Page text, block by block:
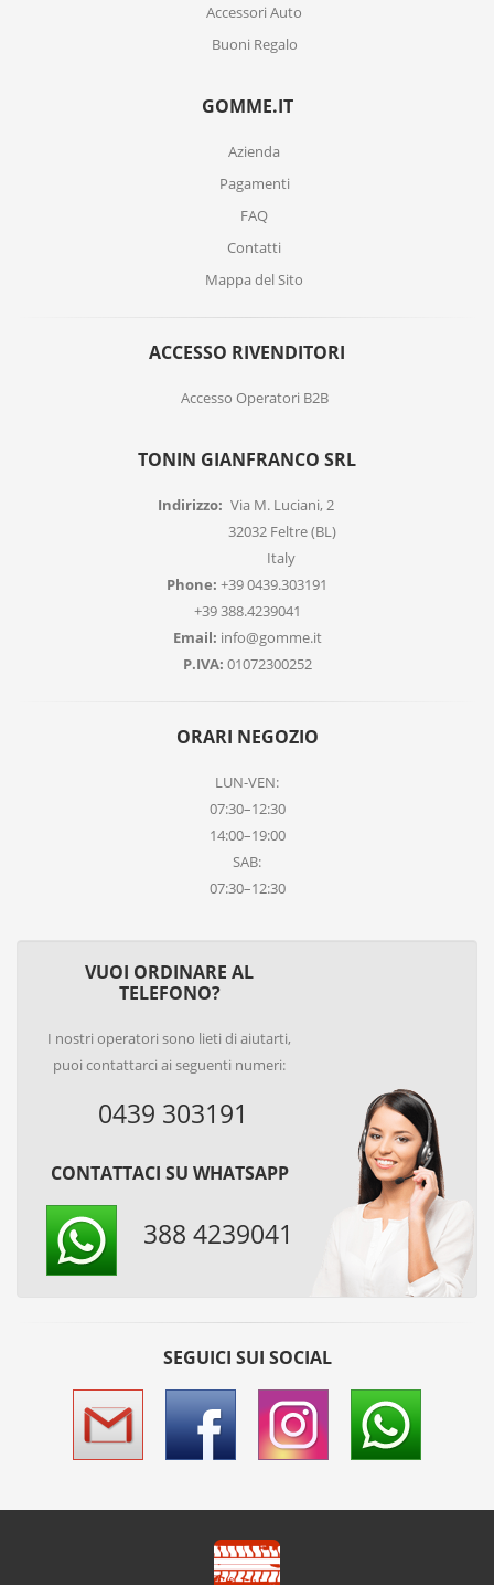
Accessori Auto
Buoni Regalo
GOMME.IT
Azienda
Pagamenti
FAQ
Contatti
Mappa del Sito
ACCESSO RIVENDITORI
Accesso Operatori B2B
TONIN GIANFRANCO SRL
Indirizzo: Via M. Luciani, 2
32032 Feltre (BL)
Italy
Phone: +39 0439.303191
+39 388.4239041
Email: info@gomme.it
P.IVA: 01072300252
ORARI NEGOZIO
LUN-VEN:
07:30–12:30
14:00–19:00
SAB:
07:30–12:30
VUOI ORDINARE AL
TELEFONO?
I nostri operatori sono lieti di aiutarti,
puoi contattarci ai seguenti numeri:
0439 303191
CONTATTACI SU WHATSAPP
388 4239041
SEGUICI SUI SOCIAL